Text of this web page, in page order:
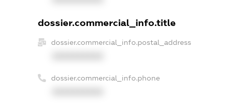
dossier.commercial_info.title
dossier.commercial_info.postal_address
dossier.commercial_info.phone